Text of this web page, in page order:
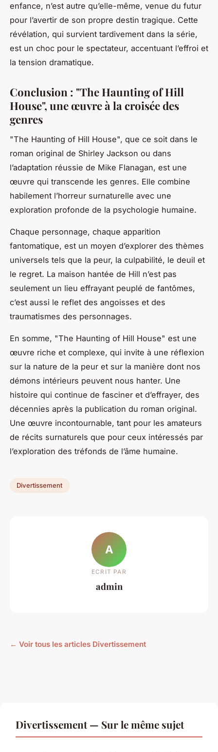
enfance, n’est autre qu’elle-même, venue du futur
pour l’avertir de son propre destin tragique. Cette
révélation, qui survient tardivement dans la série,
est un choc pour le spectateur, accentuant l’effroi et
la tension dramatique.
Conclusion : "The Haunting of Hill
House", une œuvre à la croisée des
genres
"The Haunting of Hill House", que ce soit dans le
roman original de Shirley Jackson ou dans
l’adaptation réussie de Mike Flanagan, est une
œuvre qui transcende les genres. Elle combine
habilement l’horreur surnaturelle avec une
exploration profonde de la psychologie humaine.
Chaque personnage, chaque apparition
fantomatique, est un moyen d’explorer des thèmes
universels tels que la peur, la culpabilité, le deuil et
le regret. La maison hantée de Hill n’est pas
seulement un lieu effrayant peuplé de fantômes,
c’est aussi le reflet des angoisses et des
traumatismes des personnages.
En somme, "The Haunting of Hill House" est une
œuvre riche et complexe, qui invite à une réflexion
sur la nature de la peur et sur la manière dont nos
démons intérieurs peuvent nous hanter. Une
histoire qui continue de fasciner et d’effrayer, des
décennies après la publication du roman original.
Une œuvre incontournable, tant pour les amateurs
de récits surnaturels que pour ceux intéressés par
l’exploration des tréfonds de l’âme humaine.
Divertissement
A
ECRIT PAR
admin
← Voir tous les articles Divertissement
Divertissement — Sur le même sujet